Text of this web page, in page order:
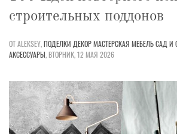
строительных поддонов
ОТ ALEKSEY,ПОДЕЛКИ ДЕКОРМАСТЕРСКАЯ МЕБЕЛЬСАД И
АКСЕССУАРЫ,ВТОРНИК, 12 МАЯ 2026